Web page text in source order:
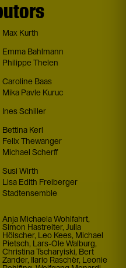
Max Kurth
Emma Bahlmann
Philippe Thelen
Caroline Baas
Mika Pavle Kuruc
Ines Schiller
Bettina Kerl
Felix Thewanger
Michael Scherff
Susi Wirth
Lisa Edith Freiberger
Stadtensemble
Anja Michaela Wohlfahrt,
Simon Hastreiter, Julia
Hölscher, Leo Kees, Michael
Pietsch, Lars-Ole Walburg,
Christina Tscharyiski, Bert
Zander, Ilario Raschèr, Leonie